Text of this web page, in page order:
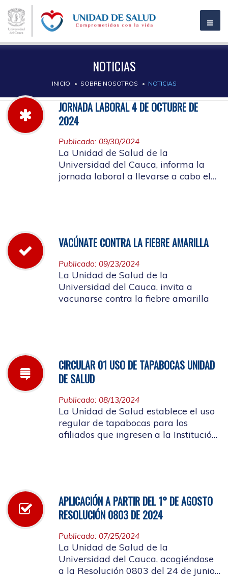
NOTICIAS
INICIO SOBRE NOSOTROS NOTICIAS
JORNADA LABORAL 4 DE OCTUBRE DE
2024
Publicado: 09/30/2024
La Unidad de Salud de la
Universidad del Cauca, informa la
jornada laboral a llevarse a cabo el
VACÚNATE CONTRA LA FIEBRE AMARILLA
Publicado: 09/23/2024
La Unidad de Salud de la
Universidad del Cauca, invita a
vacunarse contra la fiebre amarilla
CIRCULAR 01 USO DE TAPABOCAS UNIDAD
DE SALUD
Publicado: 08/13/2024
La Unidad de Salud establece el uso
regular de tapabocas para los
afiliados que ingresen a la Institución
APLICACIÓN A PARTIR DEL 1° DE AGOSTO
RESOLUCIÓN 0803 DE 2024
Publicado: 07/25/2024
La Unidad de Salud de la
Universidad del Cauca, acogiéndose
a la Resolución 0803 del 24 de junio